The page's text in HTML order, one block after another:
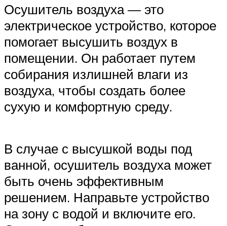
Осушитель воздуха — это
электрическое устройство, которое
помогает высушить воздух в
помещении. Он работает путем
собирания излишней влаги из
воздуха, чтобы создать более
сухую и комфортную среду.
В случае с высушкой воды под
ванной, осушитель воздуха может
быть очень эффективным
решением. Направьте устройство
на зону с водой и включите его.